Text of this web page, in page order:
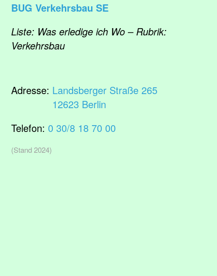
BUG Verkehrsbau SE
Liste: Was erledige ich Wo – Rubrik:
Verkehrsbau
Adresse: Landsberger Straße 265
12623 Berlin
Telefon: 0 30/8 18 70 00
(Stand 2024)